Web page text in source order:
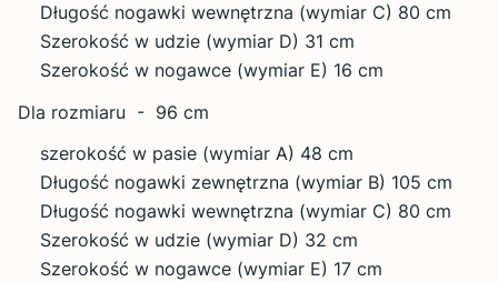
Długość nogawki wewnętrzna (wymiar C) 80 cm
Szerokość w udzie (wymiar D) 31 cm
Szerokość w nogawce (wymiar E) 16 cm
Dla rozmiaru - 96 cm
szerokość w pasie (wymiar A) 48 cm
Długość nogawki zewnętrzna (wymiar B) 105 cm
Długość nogawki wewnętrzna (wymiar C) 80 cm
Szerokość w udzie (wymiar D) 32 cm
Szerokość w nogawce (wymiar E) 17 cm